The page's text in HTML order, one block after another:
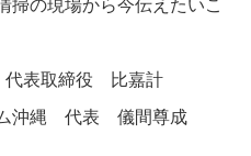
掃の現場から今伝えたいこ
表取締役 比嘉計
縄 代表 儀間尊成